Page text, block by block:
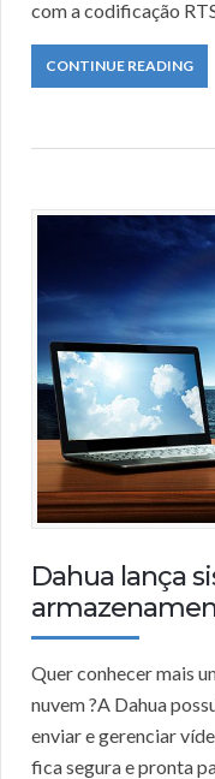
com a codificação
CONTINUE READING
Dahua lança
Quer conhecer mais
nuvem ?A Dahua
enviar e gerenciar
fica segura e pronta